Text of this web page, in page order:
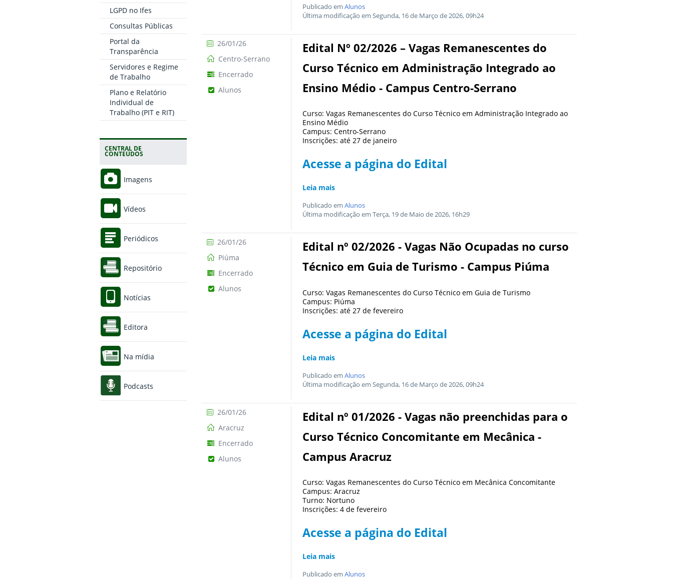
LGPD no Ifes
Consultas Públicas
Portal da
Transparência
Servidores e Regime
de Trabalho
Plano e Relatório
Individual de
Trabalho (PIT e RIT)
CENTRAL DE
CONTEÚDOS
Imagens
Vídeos
Periódicos
Repositório
Notícias
Editora
Na mídia
Podcasts
Publicado em Alunos
Última modificação em Segunda, 16 de Março de 2026, 09h24
Edital Nº 02/2026 – Vagas Remanescentes do
Curso Técnico em Administração Integrado ao
Ensino Médio - Campus Centro-Serrano
Curso: Vagas Remanescentes do Curso Técnico em Administração Integrado ao
Ensino Médio
Campus: Centro-Serrano
Inscrições: até 27 de janeiro
Acesse a página do Edital
Leia mais
Publicado em Alunos
Última modificação em Terça, 19 de Maio de 2026, 16h29
26/01/26
Centro-Serrano
Encerrado
Alunos
Edital nº 02/2026 - Vagas Não Ocupadas no curso
Técnico em Guia de Turismo - Campus Piúma
Curso: Vagas Remanescentes do Curso Técnico em Guia de Turismo
Campus: Piúma
Inscrições: até 27 de fevereiro
Acesse a página do Edital
Leia mais
Publicado em Alunos
Última modificação em Segunda, 16 de Março de 2026, 09h24
26/01/26
Piúma
Encerrado
Alunos
Edital nº 01/2026 - Vagas não preenchidas para o
Curso Técnico Concomitante em Mecânica -
Campus Aracruz
Curso: Vagas Remanescentes do Curso Técnico em Mecânica Concomitante
Campus: Aracruz
Turno: Nortuno
Inscrições: 4 de fevereiro
Acesse a página do Edital
Leia mais
Publicado em Alunos
26/01/26
Aracruz
Encerrado
Alunos